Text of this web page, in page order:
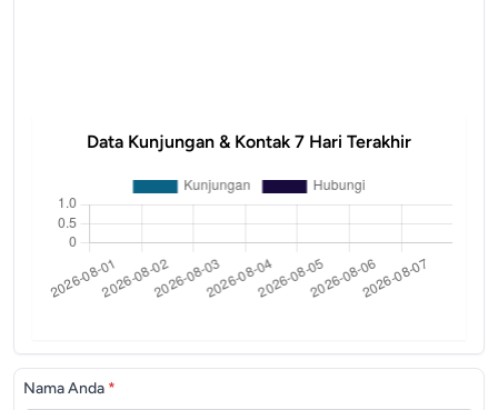
Data Kunjungan & Kontak 7 Hari Terakhir
Nama Anda *